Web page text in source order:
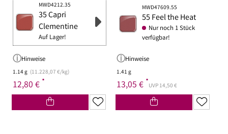
MWD4212.35
35 Capri
Clementine
Auf Lager!
Hinweise
1.14 g (11.228,07 €/kg)
12,80 € *
MWD47609.55
55 Feel the Heat
Nur noch 1 Stück
verfügbar!
Hinweise
1.41 g
13,05 € *UVP 14,50 €